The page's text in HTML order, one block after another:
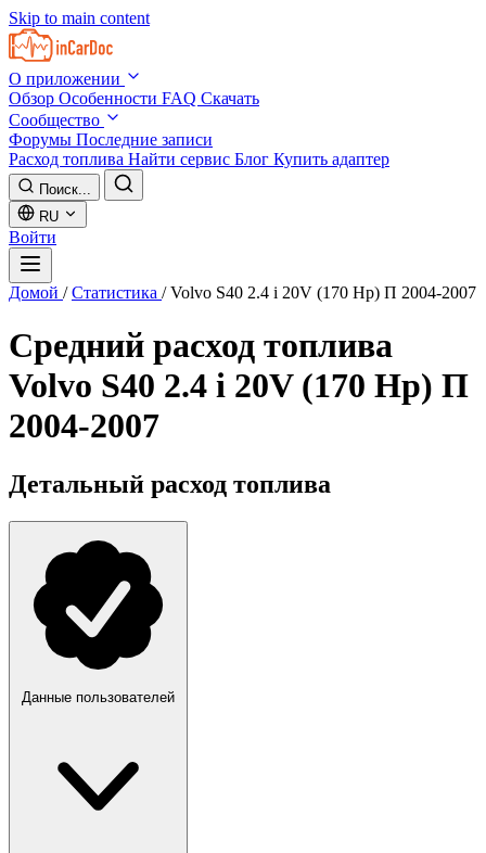
Skip to main content
О приложении
Обзор Особенности FAQ Скачать
Сообщество
Форумы Последние записи
Расход топлива Найти сервис Блог Купить адаптер
Поиск...
RU
Войти
Домой / Статистика / Volvo S40 2.4 i 20V (170 Hp) П 2004-2007
Средний расход топлива
Volvo S40 2.4 i 20V (170 Hp) П
2004-2007
Детальный расход топлива
Данные пользователей